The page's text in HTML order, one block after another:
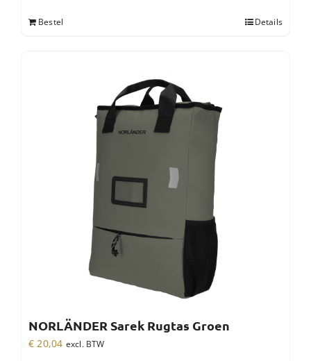
Bestel Details
NORLÄNDER Sarek Rugtas Groen
€ 20,04 excl. BTW